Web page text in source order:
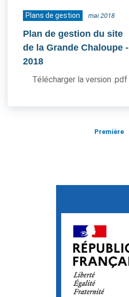
Plans de gestion mai 2018
Plan de gestion du site
de la Grande Chaloupe -
2018
Télécharger la version .pdf
Première